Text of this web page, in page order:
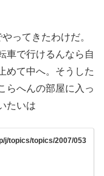
ってきたわけだ。
車で行けるんなら自
めて中へ。そうした
らへんの部屋に入っ
たいは
j/topics/topics/2007/053